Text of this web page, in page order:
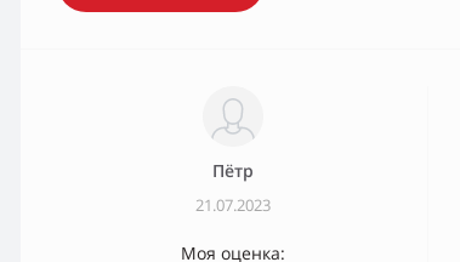
Пётр
21.07.2023
Моя оценка: